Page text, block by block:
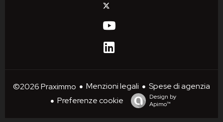
©2026 Praximmo Menzioni legali
Spese di agenzia
Preferenze cookie
Design by
Apimo™